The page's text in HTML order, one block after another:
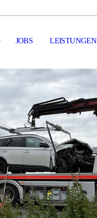
JOBS LEISTUNGEN